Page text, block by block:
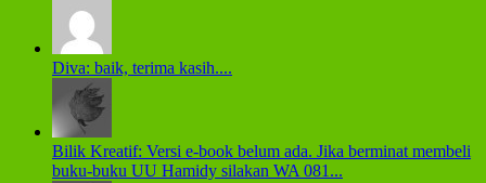
Diva: baik, terima kasih....
Bilik Kreatif: Versi e-book belum ada. Jika berminat membeli
buku-buku UU Hamidy silakan WA 081...